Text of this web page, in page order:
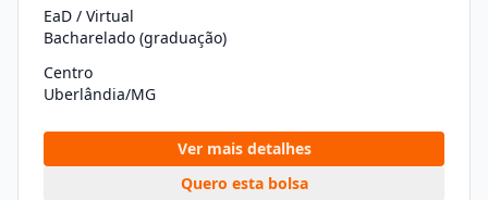
EaD / Virtual
Bacharelado (graduação)
Centro
Uberlândia/MG
Ver mais detalhes
Quero esta bolsa